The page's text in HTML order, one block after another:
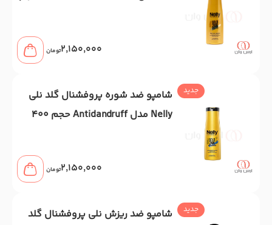
2,150,000تومان
جدید
شامپو ضد شوره پروفشنال گلد نلی
Nelly مدل Antidandruff حجم 400
2,150,000تومان
جدید
شامپو ضد ریزش نلی پروفشنال گلد